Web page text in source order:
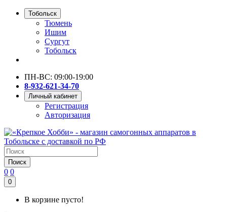
Тобольск
Тюмень
Ишим
Сургут
Тобольск
ПН-ВС: 09:00-19:00
8-932-621-34-70
Личный кабинет
Регистрация
Авторизация
Поиск
0 0
0
В корзине пусто!